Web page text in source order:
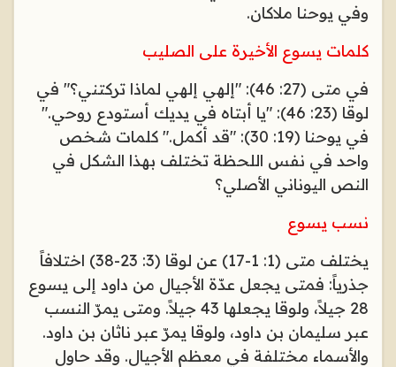
وفي يوحنا ملاكان.
كلمات يسوع الأخيرة على الصليب
في متى (27: 46): "إلهي إلهي لماذا تركتني؟" في
لوقا (23: 46): "يا أبتاه في يديك أستودع روحي."
في يوحنا (19: 30): "قد أكمل." كلمات شخص
واحد في نفس اللحظة تختلف بهذا الشكل في
النص اليوناني الأصلي؟
نسب يسوع
يختلف متى (1: 1-17) عن لوقا (3: 23-38) اختلافاً
جذرياً: فمتى يجعل عدّة الأجيال من داود إلى يسوع
28 جيلاً، ولوقا يجعلها 43 جيلاً. ومتى يمرّ النسب
عبر سليمان بن داود، ولوقا يمرّ عبر ناثان بن داود.
والأسماء مختلفة في معظم الأجيال. وقد حاول